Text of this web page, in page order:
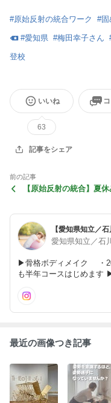
#原始反射の統合ワーク #固
#愛知県 #梅田幸子さん
登校
いいね
63
記事をシェア
前の記事
【原始反射の統合】夏休
▶骨格ボディメイク ・
も半年コースはじめます ▶原始
やか』と『キレイ』の欲
最近の画像つき記事